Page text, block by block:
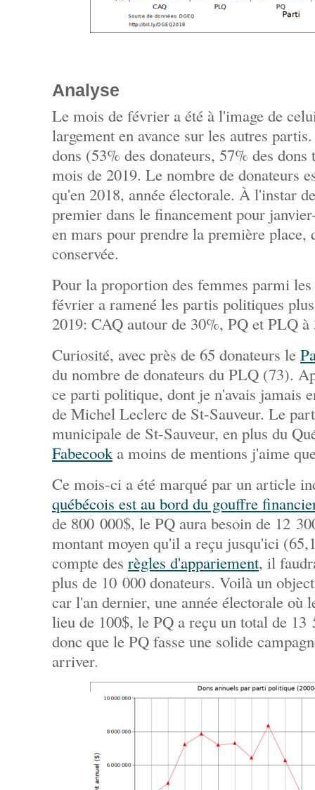
Analyse
Le mois de février a été à l'image de
largement en avance sur les autres
dons (53% des donateurs, 57% des
mois de 2019. Le nombre de donateurs
qu'en 2018, année électorale. À l'instar
premier dans le financement pour
en mars pour prendre la première place,
conservée.
Pour la proportion des femmes parmi
février a ramené les partis politiques
2019: CAQ autour de 30%, PQ et PLQ
Curiosité, avec près de 65 donateurs le
du nombre de donateurs du PLQ (73).
ce parti politique, dont je n'avais jamais
de Michel Leclerc de St-Sauveur. Le
municipale de St-Sauveur, en plus du
Fabecook a moins de mentions j'aime
Ce mois-ci a été marqué par un article
québécois est au bord du gouffre
de 800 000$, le PQ aura besoin de 12
montant moyen qu'il a reçu jusqu'ici
compte des règles d'appariement, il
plus de 10 000 donateurs. Voilà un
car l'an dernier, une année électorale où
lieu de 100$, le PQ a reçu un total de
donc que le PQ fasse une solide
arriver.